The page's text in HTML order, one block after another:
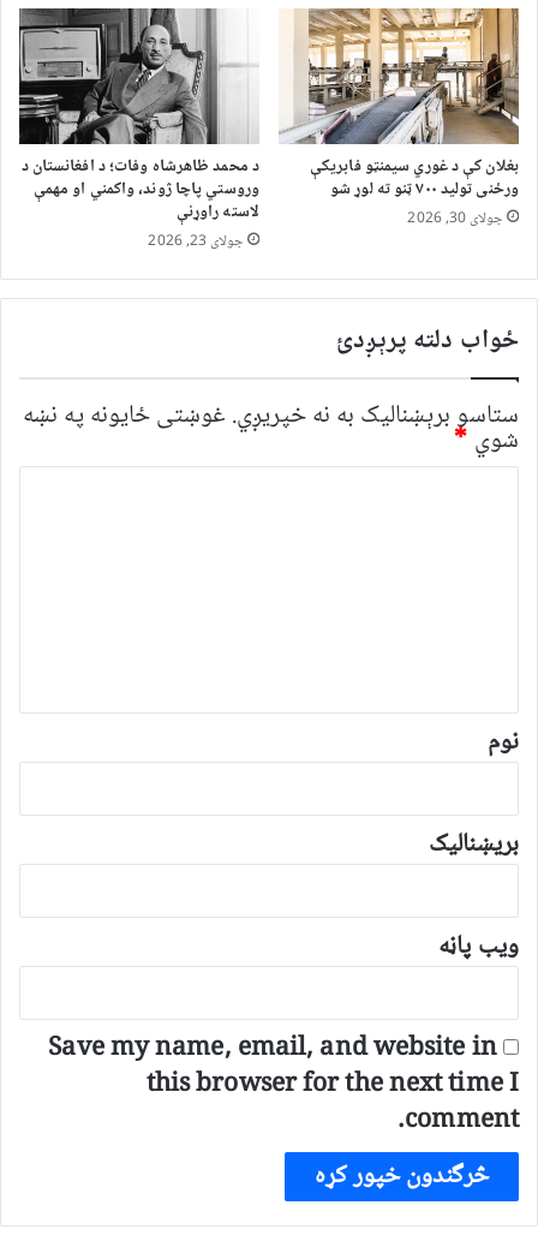
بغلان کې د غوري سیمنټو فابریکې
ورځنی تولید ۷۰۰ ټنو ته لوړ شو
جولای 30, 2026
د محمد ظاهرشاه وفات؛ د افغانستان د
وروستي پاچا ژوند، واکمني او مهمې
لاسته راوړنې
جولای 23, 2026
ځواب دلته پرېږدئ
ستاسو برېښناليک به نه خپريږي. غوښتى ځایونه په نښه
شوي *
*
نوم
بریښنالیک
ویب پاڼه
Save my name, email, and website in
this browser for the next time I
comment.